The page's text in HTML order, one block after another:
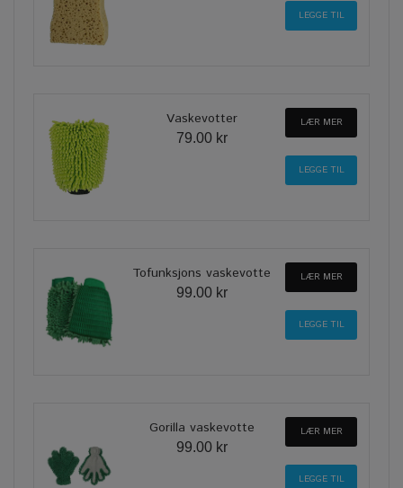
Vaskevotter
79.00 kr
LÆR MER
Tofunksjons vaskevotte
99.00 kr
LÆR MER
Gorilla vaskevotte
99.00 kr
LÆR MER